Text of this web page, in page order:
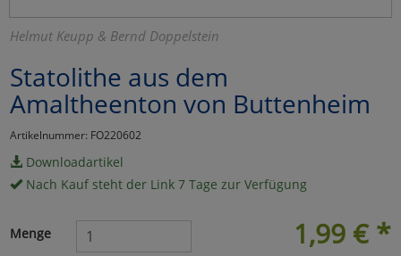
Helmut Keupp & Bernd Doppelstein
Statolithe aus dem
Amaltheenton von Buttenheim
Artikelnummer: FO220602
Downloadartikel
Nach Kauf steht der Link 7 Tage zur Verfügung
1,99 € *
Menge
Marketing
Umfragetools
Cookies
Einstellungen speichern
zu Haupptseite